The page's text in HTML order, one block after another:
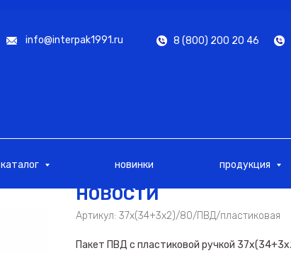
info@interpak1991.ru 8 (800) 200 20 46
каталог новинки продукция
НОВОСТИ
Артикул: 37х(34+3х2)/80/ПВД/пластиковая
Пакет ПВД с пластиковой ручкой